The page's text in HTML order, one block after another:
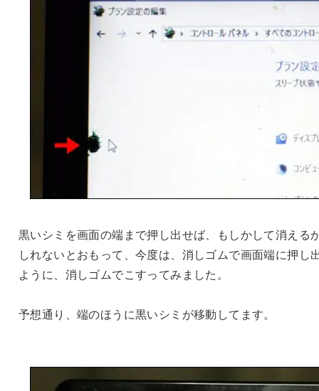
黒いシミを画面の端まで押し出せば、もしかして消える
しれないとおもって、今度は、消しゴムで画面端に押し
ように、消しゴムでこすってみました。
予想通り、端のほうに黒いシミが移動してます。